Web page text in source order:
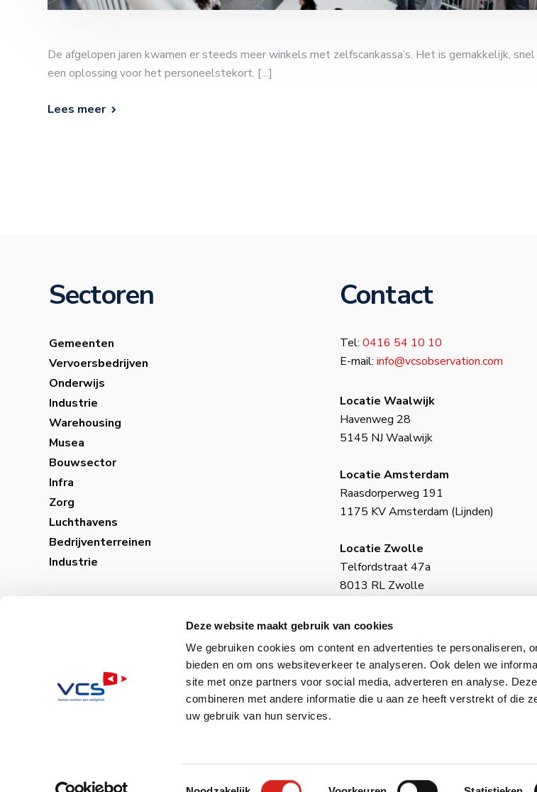
Deze website maakt gebruik van cookies
We gebruiken cookies om content en advertenties te personaliseren,
bieden en om ons websiteverkeer te analyseren. Ook delen we
site met onze partners voor social media, adverteren en analyse.
combineren met andere informatie die u aan ze heeft verstrekt of die
uw gebruik van hun services.
Toestemmingsselectie
De afgelopen jaren kwamen er steeds meer winkels met zelfscankassa’s. Het is gemakkelijk, snel
een oplossing voor het personeelstekort. […]
Lees meer
Sectoren
Gemeenten
Vervoersbedrijven
Onderwijs
Industrie
Warehousing
Musea
Bouwsector
Infra
Zorg
Luchthavens
Bedrijventerreinen
Industrie
Contact
Tel: 0416 54 10 10
E-mail: info@vcsobservation.com
Locatie Waalwijk
Havenweg 28
5145 NJ Waalwijk
Locatie Amsterdam
Raasdorperweg 191
1175 KV Amsterdam (Lijnden)
Locatie Zwolle
Telfordstraat 47a
8013 RL Zwolle
BIC: INGBNL2A
KvK-nummer: 18130973
ING–IBAN: NL34 INGB 0650 4985 77
Privacybeleid Algemene voorwaarden